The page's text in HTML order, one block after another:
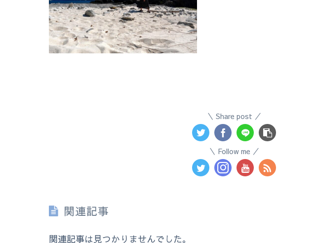
Share post
Follow me
関連記事
関連記事は見つかりませんでした。